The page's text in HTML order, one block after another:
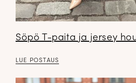
Söpö T-paita ja jersey
LUE POSTAUS